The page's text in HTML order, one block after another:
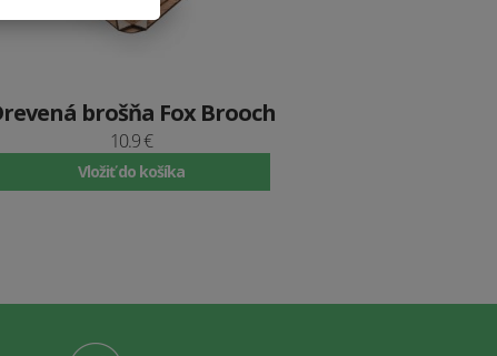
brošňa Fox Brooch
10.9 €
Vložiť do košíka